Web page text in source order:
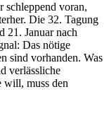
schleppend voran,
Die 32. Tagung
21. Januar nach
Das nötige
sind vorhanden. Was
verlässliche
will, muss den